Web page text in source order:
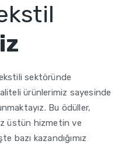
sektöründe
ürünlerimiz sayesinde
Bu ödüller,
üstün hizmetin ve
bazı kazandığımız